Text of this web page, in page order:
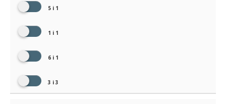
5 i 1
1 i 1
6 i 1
3 i 3